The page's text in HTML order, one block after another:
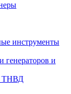
инструменты
генераторов и
ТНВД